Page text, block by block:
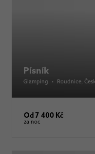
Písník
Glamping • Roudnice ,
Od 7 400 Kč
za noc